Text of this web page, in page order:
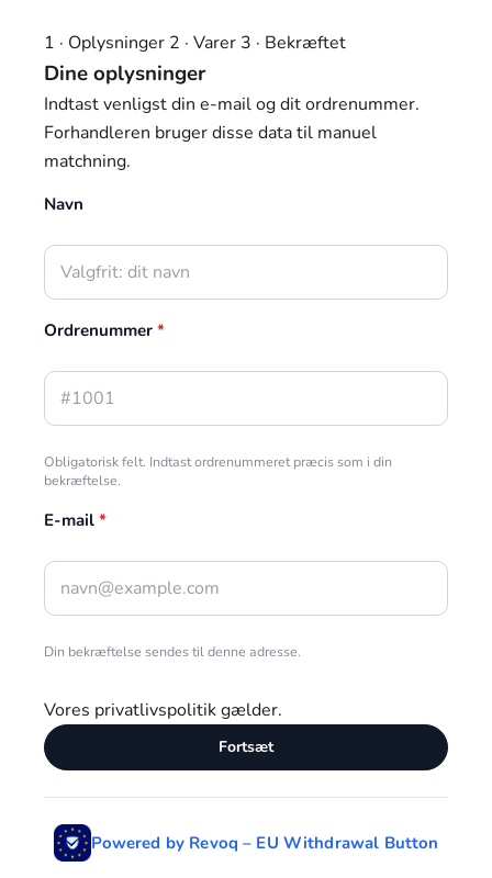
1 · Oplysninger 2 · Varer 3 · Bekræftet
Dine oplysninger
Indtast venligst din e-mail og dit ordrenummer.
Forhandleren bruger disse data til manuel
matchning.
Navn
Ordrenummer *
Obligatorisk felt. Indtast ordrenummeret præcis som i din
bekræftelse.
E-mail *
Din bekræftelse sendes til denne adresse.
Vores privatlivspolitikgælder.
Fortsæt
Powered by Revoq – EU Withdrawal Button